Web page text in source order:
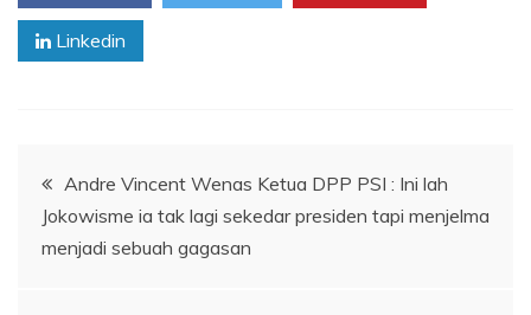
Linkedin
Navigasi
pos
Andre Vincent Wenas Ketua DPP PSI : Ini lah
Jokowisme ia tak lagi sekedar presiden tapi menjelma
menjadi sebuah gagasan